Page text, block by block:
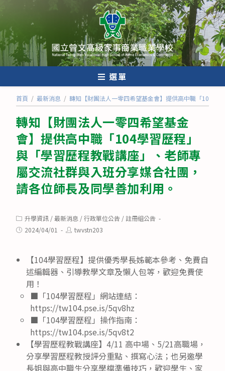
轉
至
主
要
內
選單
首頁 / 最新消息 / 轉知【財團法人一零四希望基金會】提供高中職「104學
轉知【財團法人一零四希望基金
會】提供高中職「104學習歷程」
與「學習歷程教戰講座」、老師專
屬交流社群與入班分享媒合社團，
請各位師長及同學善加利用。
Post
category:
升學資訊 /最新消息 /行政單位公告 /註冊組公告
Post2024/04/01
Posttwvstn203
【104學習歷程】提供優秀學長姊範本參考、免費自
述編輯器、引導教學文章及懶人包等，歡迎免費使
用！
■「104學習歷程」網站連結：
https://tw104.pse.is/5qv8hz
■「104學習歷程」操作指南：
https://tw104.pse.is/5qv8t2
【學習歷程教戰講座】4/11 高中場、5/21高職場，
分享學習歷程教授評分重點、撰寫心法；也另邀學
長姐與高中職生分享學檔準備技巧，歡迎學生、家